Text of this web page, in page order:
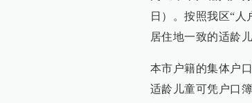
日）。按照我区“
居住地一致的适龄
本市户籍的集体户
适龄儿童可凭户口